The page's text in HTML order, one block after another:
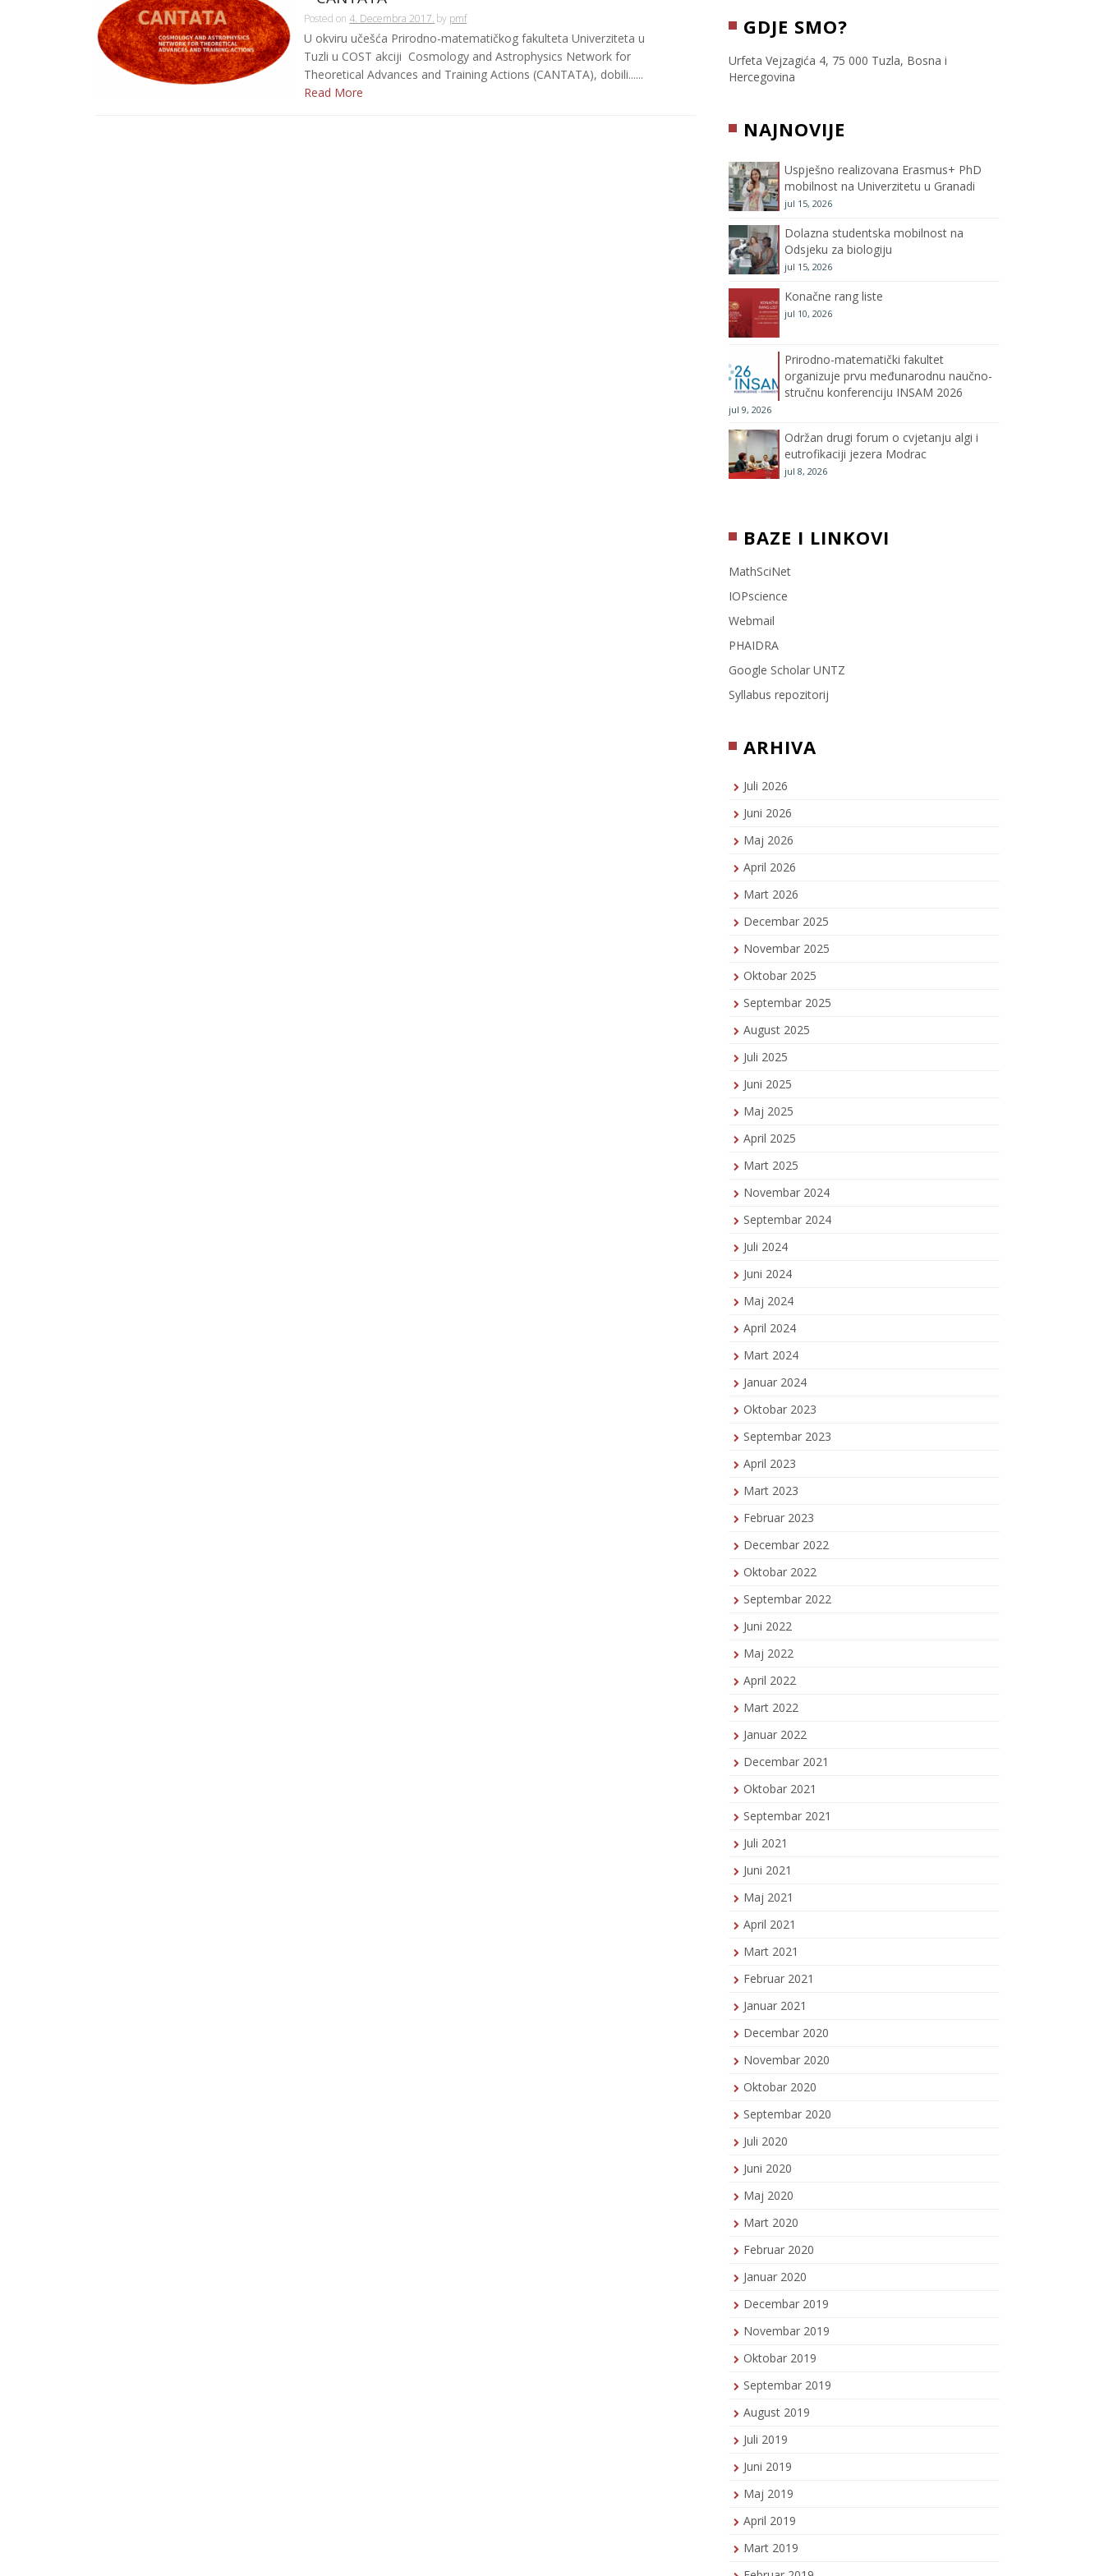
Posted on 4. Decembra 2017. by pmf
U okviru učešća Prirodno-matematičkog fakulteta Univerziteta u
Tuzli u COST akciji Cosmology and Astrophysics Network for
Theoretical Advances and Training Actions (CANTATA), dobili......
Read More
c
e
o
o
k
i
t
e
t
a
m
T
C
h
e
l
GDJE SMO?
Urfeta Vejzagića 4, 75 000 Tuzla, Bosna i
Hercegovina
NAJNOVIJE
Uspješno realizovana Erasmus+ PhD
mobilnost na Univerzitetu u Granadi
jul 15, 2026
Dolazna studentska mobilnost na
Odsjeku za biologiju
jul 15, 2026
Konačne rang liste
jul 10, 2026
Prirodno-matematički fakultet
organizuje prvu međunarodnu naučno-
stručnu konferenciju INSAM 2026
jul 9, 2026
Održan drugi forum o cvjetanju algi i
eutrofikaciji jezera Modrac
jul 8, 2026
BAZE I LINKOVI
MathSciNet
IOPscience
Webmail
PHAIDRA
Google Scholar UNTZ
Syllabus repozitorij
ARHIVA
Juli 2026
Juni 2026
Maj 2026
April 2026
Mart 2026
Decembar 2025
Novembar 2025
Oktobar 2025
Septembar 2025
August 2025
Juli 2025
Juni 2025
Maj 2025
April 2025
Mart 2025
Novembar 2024
Septembar 2024
Juli 2024
Juni 2024
Maj 2024
April 2024
Mart 2024
Januar 2024
Oktobar 2023
Septembar 2023
April 2023
Mart 2023
Februar 2023
Decembar 2022
Oktobar 2022
Septembar 2022
Juni 2022
Maj 2022
April 2022
Mart 2022
Januar 2022
Decembar 2021
Oktobar 2021
Septembar 2021
Juli 2021
Juni 2021
Maj 2021
April 2021
Mart 2021
Februar 2021
Januar 2021
Decembar 2020
Novembar 2020
Oktobar 2020
Septembar 2020
Juli 2020
Juni 2020
Maj 2020
Mart 2020
Februar 2020
Januar 2020
Decembar 2019
Novembar 2019
Oktobar 2019
Septembar 2019
August 2019
Juli 2019
Juni 2019
Maj 2019
April 2019
Mart 2019